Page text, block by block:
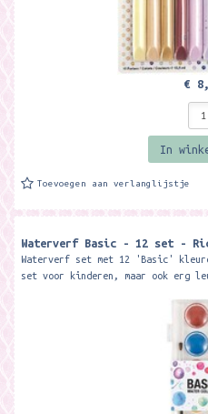
€
In
Toevoegen aan verlanglijstje
Waterverf Basic - 12 set -
Waterverf set met 12 'Basic'
set voor kinderen, maar ook erg